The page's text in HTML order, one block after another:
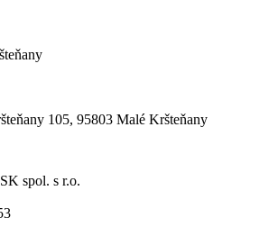
105, 95803 Malé Kršteňany
spol. s r.o.